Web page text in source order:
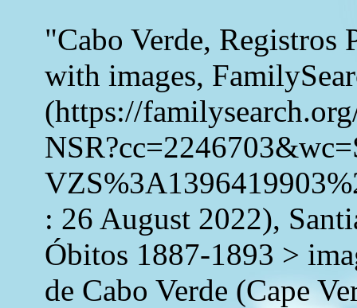
"Cabo Verde, Registros
with images,
(https://
: 26 August 2022),
Óbitos 1887-1893 >
de Cabo Verde (Cape